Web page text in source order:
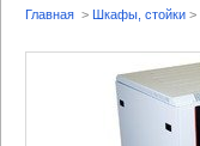
Главная > Шкафы, стойки >